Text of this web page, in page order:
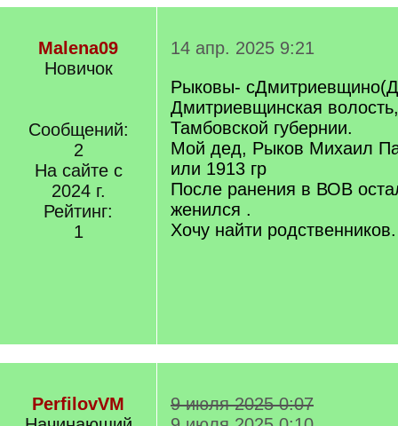
Malena09
Новичок
Сообщений:
2
На сайте с
2024 г.
Рейтинг:
1
14 апр. 2025 9:21
Рыковы-
Дмитриевщинская
Тамбовской губернии.
Мой дед, Рыков Михаил
или 1913 гр
После ранения в ВОВ
женился .
Хочу найти родственников.
PerfilovVM
9 июля 2025 0:07